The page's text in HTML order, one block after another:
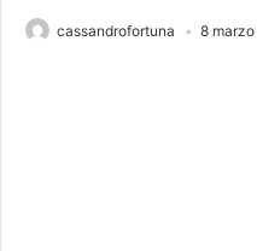
cassandrofortuna 8